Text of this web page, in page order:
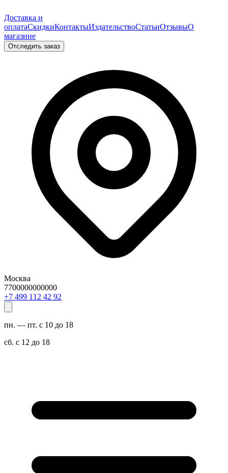
Доставка и
оплатаСкидкиКонтактыИздательствоСтатьиОтзывыО
магазине
Отследить заказ
Москва
7700000000000
29 24 211 994 7+
пн. — пт. с 10 до 18
сб. с 12 до 18